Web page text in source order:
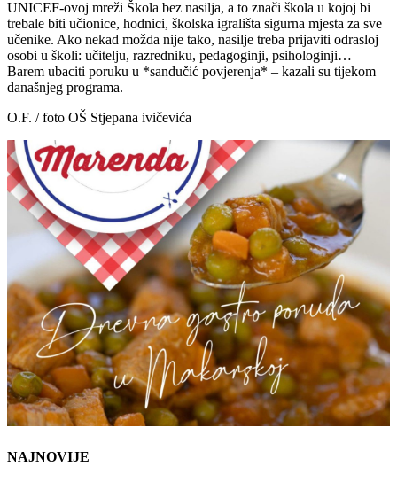
UNICEF-ovoj mreži Škola bez nasilja, a to znači škola u kojoj bi
trebale biti učionice, hodnici, školska igrališta sigurna mjesta za sve
učenike. Ako nekad možda nije tako, nasilje treba prijaviti odrasloj
osobi u školi: učitelju, razredniku, pedagoginji, psihologinji…
Barem ubaciti poruku u *sandučić povjerenja* – kazali su tijekom
današnjeg programa.
O.F. / foto OŠ Stjepana ivičevića
NAJNOVIJE